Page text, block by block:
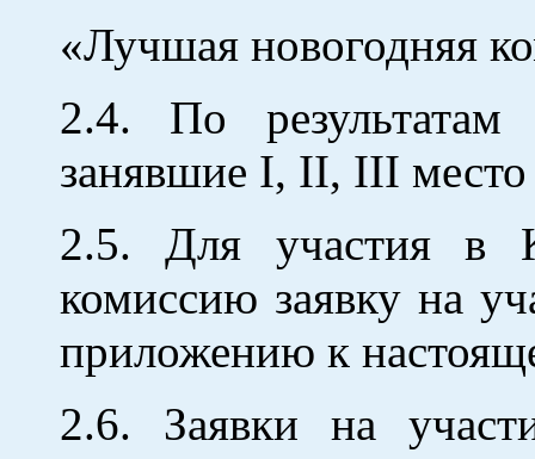
«Лучшая новогодняя
2.4. По результатам
занявшие I, II, III место
2.5. Для участия в
комиссию заявку на
приложению к
2.6. Заявки на